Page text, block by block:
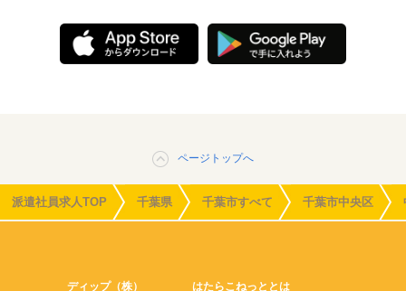
ページトップへ
派遣社員求人TOP 千葉県 千葉市すべて 千葉市中央区
ディップ（株） はたらこねっととは